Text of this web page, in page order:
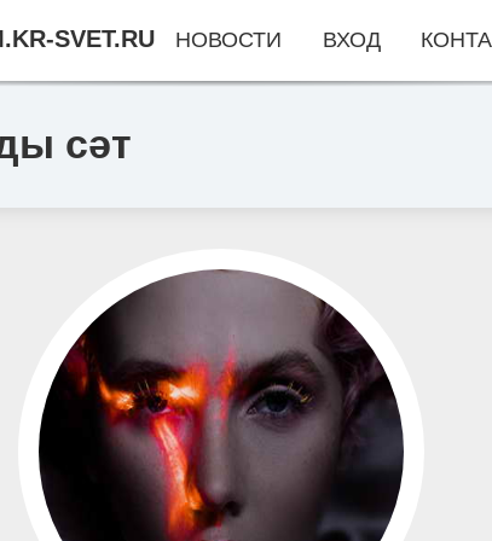
сәт
SVET.RU НОВОСТИ ВХОД